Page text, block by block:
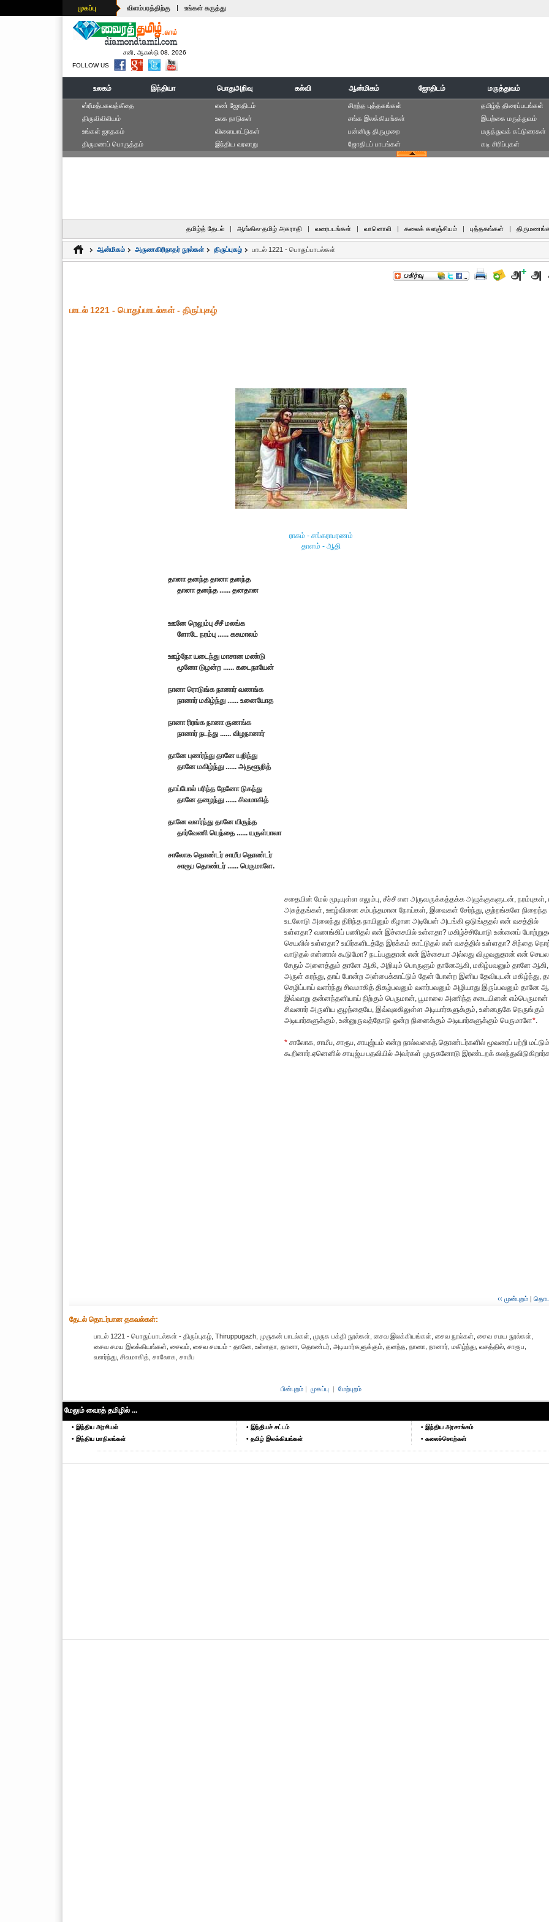
முகப்பு விளம்பரத்திற்கு | உங்கள் கருத்து
சனி, ஆகஸ்டு 08, 2026
FOLLOW US
உலகம் இந்தியா பொதுஅறிவு கல்வி ஆன்மிகம் ஜோதிடம் மருத்துவம்
ஸ்ரீமத்பகவத்கீதை
திருவிவிலியம்
உங்கள் ஜாதகம்
திருமணப் பொருத்தம்
எ‌ண் ஜோ‌திட‌ம்
உலக நாடுகள்
விளையாட்டுகள்
இந்திய வரலாறு
சிறந்த புத்தகங்கள்
சங்க இலக்கியங்கள்
பன்னிரு திருமுறை
ஜோதிடப் பாடங்கள்
தமிழ்த் திரைப்படங்கள்
இயற்கை மருத்துவம்
மருத்துவக் கட்டுரைகள்
கடி சிரிப்புகள்
தமிழ்த் தேடல் | ஆங்கில-தமிழ் அகராதி | வரைபடங்கள் | வானொலி | கலைக் களஞ்சியம் | புத்தகங்கள் |
ஆன்மிகம் அருணகிரிநாதர் நூல்கள் திருப்புகழ் பாடல் 1221 - பொதுப்பாடல்கள்
பாடல் 1221 - பொதுப்பாடல்கள் - திருப்புகழ்
ராகம் - சங்கராபரணம்
தாளம் - ஆதி
தானா தனந்த தானா தனந்த
தானா தனந்த ...... தனதான
ஊனே றெலும்பு சீசீ மலங்க
ளோடே நரம்பு ...... கசுமாலம்
ஊழ்நோ யடைந்து மாசான மண்டு
மூனோ டுழன்ற ...... கடைநாயேன்
நானா ரொடுங்க நானார் வணங்க
நானார் மகிழ்ந்து ...... உனையோத
நானா ரிரங்க நானா ருணங்க
நானார் நடந்து ...... விழநானார்
தானே புணர்ந்து தானே யறிந்து
தானே மகிழ்ந்து ...... அருளூறித்
தாய்போல் பரிந்த தேனோ டுகந்து
தானே தழைந்து ...... சிவமாகித்
தானே வளர்ந்து தானே யிருந்த
தார்வேணி யெந்தை ...... யருள்பாலா
சாலோக தொண்டர் சாமீப தொண்டர்
சாரூப தொண்டர் ...... பெருமாளே.
சதையின் மேல் மூடியுள்ள எலும்பு, சீச்சீ என அருவருக்கத்தக்க அழுக்குகளுடன், நரம்புகள்,
அசுத்தங்கள், ஊழ்வினை சம்பந்தமான நோய்கள், இவைகள் சேர்ந்து, குற்றங்களே நிறைந்த
உடலோடு அலைந்து திரிந்த நாயினும் கீழான அடியேன் அடங்கி ஒடுங்குதல் என் வசத்தில்
உள்ளதா? வணங்கிப் பணிதல் என் இச்சையில் உள்ளதா? மகிழ்ச்சியோடு உன்னைப்
செயலில் உள்ளதா? உயிர்களிடத்தே இரக்கம் காட்டுதல் என் வசத்தில் உள்ளதா? சிந்தை
வாடுதல் என்னால் கூடுமோ? நடப்பதுதான் என் இச்சையா அல்லது விழுவதுதான் என்
சேரும் அனைத்தும் தானே ஆகி, அறியும் பொருளும் தானேஆகி, மகிழ்பவனும் தானே ஆகி,
அருள் சுரந்து, தாய் போன்ற அன்பைக்காட்டும் தேன் போன்ற இனிய தேவியுடன் மகிழ்ந்து,
செழிப்பாய் வளர்ந்து சிவமாகித் திகழ்பவனும் வளர்பவனும் அழியாது இருப்பவனும் தானே
இவ்வாறு தன்னந்தனியாய் நிற்கும் பெருமான், பூமாலை அணிந்த சடையினன் எம்பெருமான்
சிவனார் அருளிய குழந்தையே, இவ்வுலகிலுள்ள அடியார்களுக்கும், உன்னருகே நெருங்கும்
அடியார்களுக்கும், உன்னுருவத்தோடு ஒன்ற நினைக்கும் அடியார்களுக்கும் பெருமாளே*.
* சாலோக, சாமீப, சாரூப, சாயுஜ்யம் என்ற நால்வகைத் தொண்டர்களில் மூவரைப் பற்றி மட்டும்
கூறினார்.ஏனெனில் சாயுஜ்ய பதவியில் அவர்கள் முருகனோடு இரண்டறக்
‹‹ முன்புறம் |
தேட‌ல் தொட‌ர்பான தகவ‌ல்க‌ள்:
பாடல் 1221 - பொதுப்பாடல்கள் - திருப்புகழ், Thiruppugazh, முருகன் பாடல்கள், முருக பக்தி நூல்கள், சைவ இலக்கியங்கள், சைவ நூல்கள், சைவ சமய நூல்கள்,
சைவ சமய இலக்கியங்கள், சைவம், சைவ சமயம் - தானே, உள்ளதா, தானா, தொண்டர், அடியார்களுக்கும், தனந்த, நானா, நானார், மகிழ்ந்து, வசத்தில், சாரூப,
வளர்ந்து, சிவமாகித், சாலோக, சாமீப
பின்புறம் | முகப்பு | மேற்புறம்
மேலும் வைரத் தமிழில் ...
• இந்திய அரசியல்
• இந்திய மாநிலங்கள்
• இந்தியச் சட்டம்
• தமிழ் இலக்கியங்கள்
• இந்திய அரசாங்கம்
• கலைச்சொற்கள்